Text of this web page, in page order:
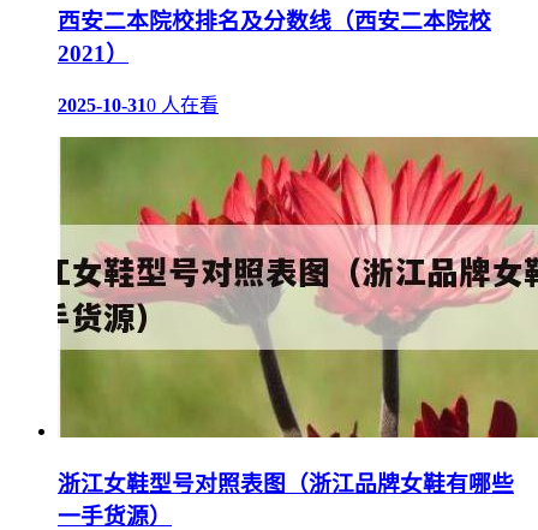
西安二本院校排名及分数线（西安二本院校
2021）
2025-10-310 人在看
浙江女鞋型号对照表图（浙江品牌女鞋有哪些
一手货源）